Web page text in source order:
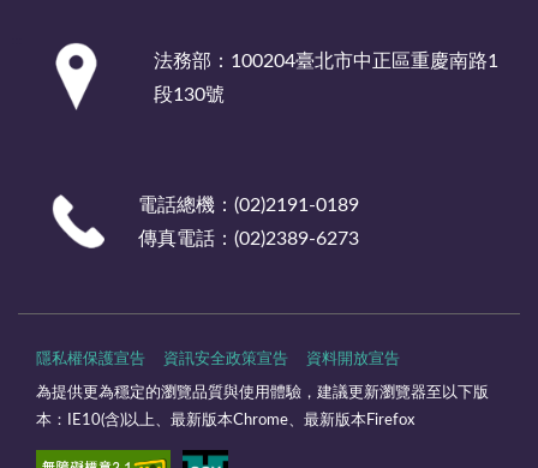
法務部：100204臺北市中正區重慶南路1
段130號
電話總機：(02)2191-0189
傳真電話：(02)2389-6273
隱私權保護宣告 資訊安全政策宣告 資料開放宣告
為提供更為穩定的瀏覽品質與使用體驗，建議更新瀏覽器至以下版
本：IE10(含)以上、最新版本Chrome、最新版本Firefox